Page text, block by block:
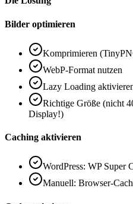
Bilder optimieren
Komprimieren
WebP-Format nutzen
Lazy Loading
Richtige Größe (nicht
Display!)
Caching aktivieren
WordPress: WP Super
Manuell: Browser-